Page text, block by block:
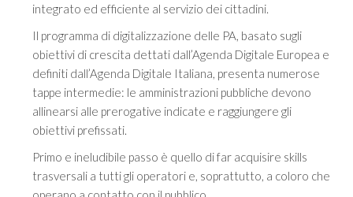
integrato ed efficiente al servizio dei cittadini.
Il programma di digitalizzazione delle PA, basato sugli
obiettivi di crescita dettati dall’Agenda Digitale Europea e
definiti dall’Agenda Digitale Italiana, presenta numerose
tappe intermedie: le amministrazioni pubbliche devono
allinearsi alle prerogative indicate e raggiungere gli
obiettivi prefissati.
Primo e ineludibile passo è quello di far acquisire skills
trasversali a tutti gli operatori e, soprattutto, a coloro che